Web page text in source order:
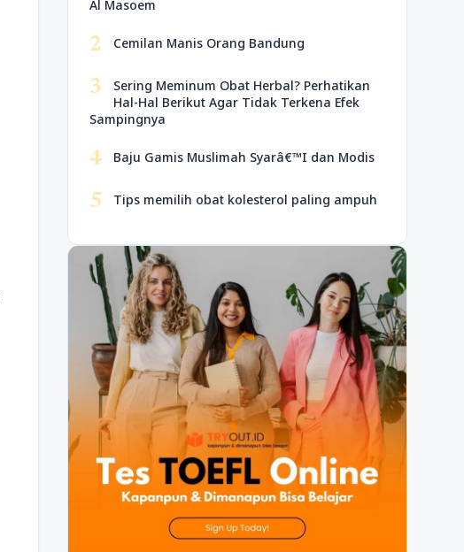
Al Masoem
2 Cemilan Manis Orang Bandung
3
Sering Meminum Obat Herbal? Perhatikan
Hal-Hal Berikut Agar Tidak Terkena Efek
Sampingnya
4 Baju Gamis Muslimah Syarâ€™I dan Modis
5 Tips memilih obat kolesterol paling ampuh